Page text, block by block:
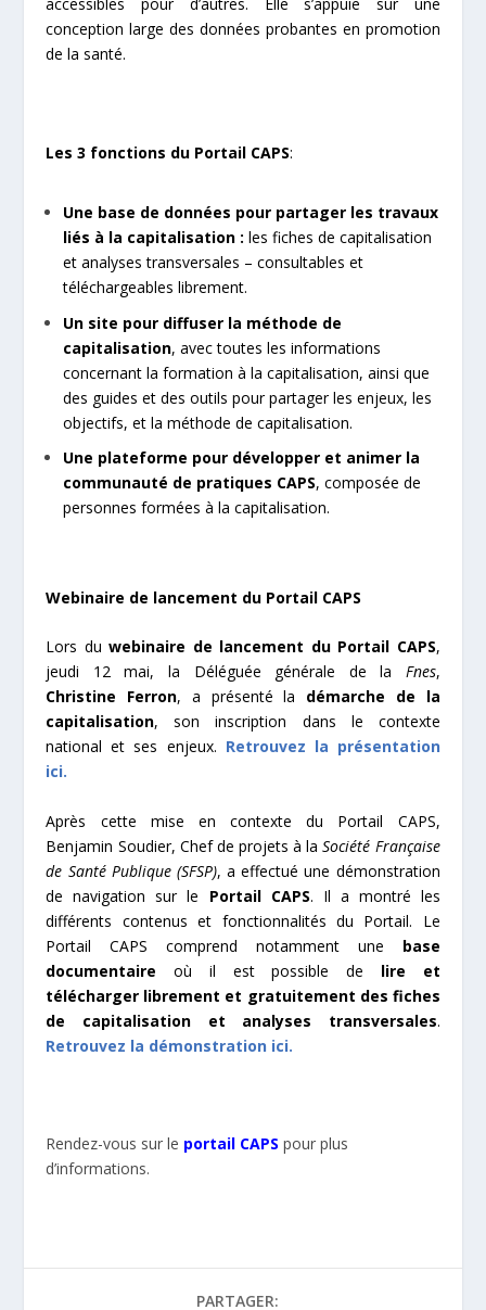
conception large des données probantes en promotion
de la santé.
Les 3 fonctions du Portail CAPS:
Une base de données pour partager les travaux
liés à la capitalisation : les fiches de capitalisation
et analyses transversales – consultables et
téléchargeables librement.
Un site pour diffuser la méthode de
capitalisation, avec toutes les informations
concernant la formation à la capitalisation, ainsi que
des guides et des outils pour partager les enjeux, les
objectifs, et la méthode de capitalisation.
Une plateforme pour développer et animer la
communauté de pratiques CAPS, composée de
personnes formées à la capitalisation.
Webinaire de lancement du Portail CAPS
Lors duwebinaire de lancement du Portail CAPS,
jeudi 12 mai, la Déléguée générale de la Fnes,
Christine Ferron, a présenté la démarche de la
capitalisation, son inscription dans le contexte
national et ses enjeux. Retrouvez la présentation
ici.
Après cette mise en contexte du Portail CAPS,
Benjamin Soudier, Chef de projets à laSociété Française
de Santé Publique (SFSP), a effectué une démonstration
de navigation sur le Portail CAPS. Il a montré les
différents contenus et fonctionnalités du Portail. Le
Portail CAPS comprend notamment une base
documentaire où il est possible de lire et
télécharger librement et gratuitement des fiches
de capitalisation et analyses transversales.
Retrouvez la démonstration ici.
Rendez-vous sur le portail CAPS pour plus
d’informations.
PARTAGER: